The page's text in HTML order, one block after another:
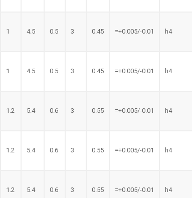
1 4.5 0.5 3 0.45 =+0.005/-0.01 h4
1 4.5 0.5 3 0.45 =+0.005/-0.01 h4
1.2 5.4 0.6 3 0.55 =+0.005/-0.01 h4
1.2 5.4 0.6 3 0.55 =+0.005/-0.01 h4
1.2 5.4 0.6 3 0.55 =+0.005/-0.01 h4